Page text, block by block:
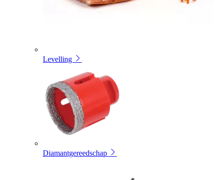
Levelling
Diamantgereedschap